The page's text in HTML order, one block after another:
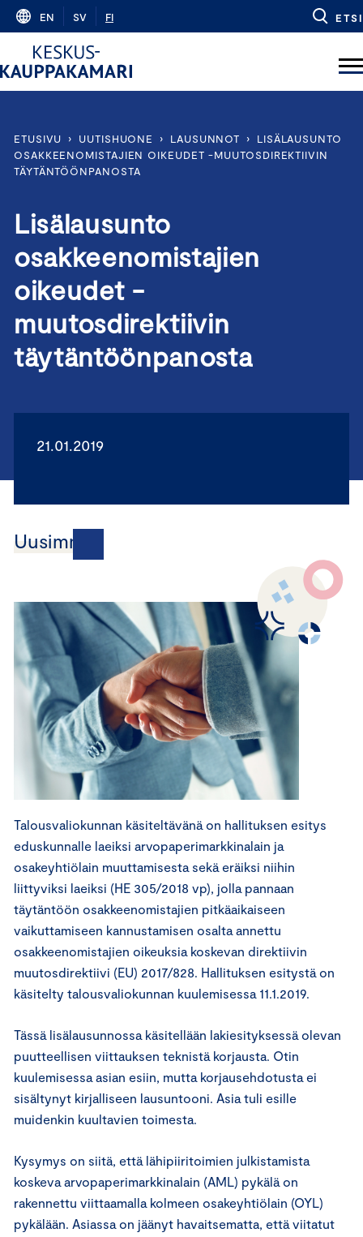
Skip
content
EN SV FI ETSI
ETUSIVU › UUTISHUONE › LAUSUNNOT ›
LISÄLAUSUNTO
OSAKKEENOMISTAJIEN OIKEUDET -MUUTOSDIREKTIIVIN
TÄYTÄNTÖÖNPANOSTA
Lisälausunto
osakkeenomistajien
oikeudet -
muutosdirektiivin
täytäntöönpanosta
21.01.2019
Uusimmat
Talousvaliokunnan käsiteltävänä on hallituksen esitys
eduskunnalle laeiksi arvopaperimarkkinalain ja
osakeyhtiölain muuttamisesta sekä eräiksi niihin
liittyviksi laeiksi (HE 305/2018 vp), jolla pannaan
täytäntöön osakkeenomistajien pitkäaikaiseen
vaikuttamiseen kannustamisen osalta annettu
osakkeenomistajien oikeuksia koskevan direktiivin
muutosdirektiivi (EU) 2017/828. Hallituksen esitystä on
käsitelty talousvaliokunnan kuulemisessa 11.1.2019.
Tässä lisälausunnossa käsitellään lakiesityksessä olevan
puutteellisen viittauksen teknistä korjausta. Otin
kuulemisessa asian esiin, mutta korjausehdotusta ei
sisältynyt kirjalliseen lausuntooni. Asia tuli esille
muidenkin kuultavien toimesta.
Kysymys on siitä, että lähipiiritoimien julkistamista
koskeva arvopaperimarkkinalain (AML) pykälä on
rakennettu viittaamalla kolmeen osakeyhtiölain (OYL)
pykälään. Asiassa on jäänyt havaitsematta, että viitatut